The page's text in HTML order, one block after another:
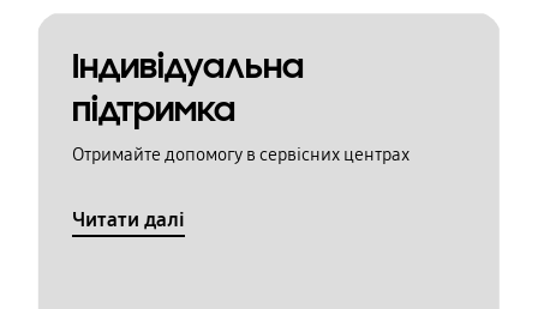
Індивідуальна
підтримка
Отримайте допомогу в сервісних центрах
Читати далі